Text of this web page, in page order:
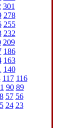
301
278
255
232
209
186
163
140
117 116
90 89
57 56
24 23